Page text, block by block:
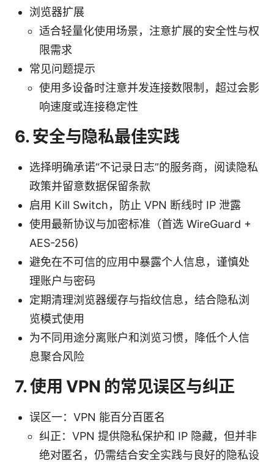
浏览器扩展
适合轻量化使用场景，注意扩展的安全性与权
限需求
常见问题提示
使用多设备时注意并发连接数限制，超过会影
响速度或连接稳定性
6. 安全与隐私最佳实践
选择明确承诺“不记录日志”的服务商，阅读隐私
政策并留意数据保留条款
启用 Kill Switch，防止 VPN 断线时 IP 泄露
使用最新协议与加密标准（首选 WireGuard +
AES-256)
避免在不可信的应用中暴露个人信息，谨慎处
理账户与密码
定期清理浏览器缓存与指纹信息，结合隐私浏
览模式使用
为不同用途分离账户和浏览习惯，降低个人信
息聚合风险
7. 使用 VPN 的常见误区与纠正
误区一：VPN 能百分百匿名
纠正：VPN 提供隐私保护和 IP 隐藏，但并非
绝对匿名，仍需结合安全实践与良好的隐私设